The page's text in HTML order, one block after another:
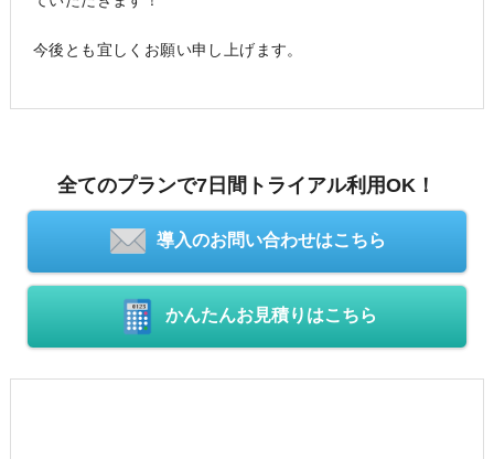
今後とも宜しくお願い申し上げます。
全てのプランで7日間トライアル利用OK！
導入のお問い合わせはこちら
かんたんお見積りはこちら